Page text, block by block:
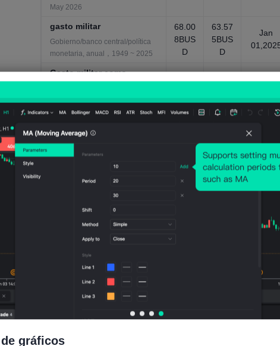
May 2026
gasto militar
Gobierno/banco central/política
monetaria, anual，1949 ~ 2025
68.00
8BUS
D
63.57
5BUS
D
Jan
Gasto militar como
Gobierno/banco central/política
monetaria, anual，1950 ~ 2025
Importaciones-Total
May 2026
9BEU
7BEU
R
01,2026
Importaciones-Valor
total(interanual)
Comercio, mensual，Jan 2000 ~
8.01%
May
Indicadores de confianza
Indicadores económicos
generales, mensual，Jan 1985 ~
01,2026
Indicadores principales
de la OCDE
Indicadores económicos
gráficos